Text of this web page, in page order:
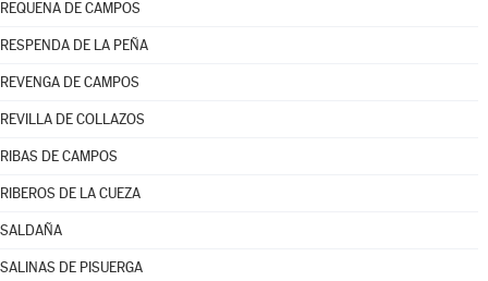
REQUENA DE CAMPOS
RESPENDA DE LA PEÑA
REVENGA DE CAMPOS
REVILLA DE COLLAZOS
RIBAS DE CAMPOS
RIBEROS DE LA CUEZA
SALDAÑA
SALINAS DE PISUERGA